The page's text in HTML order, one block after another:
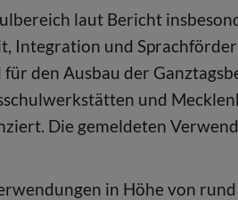
laut Bericht
Integration und
den Ausbau der
und
Die gemeldeten
in Höhe von